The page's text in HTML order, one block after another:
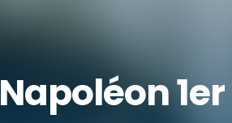
Napoléon 1er